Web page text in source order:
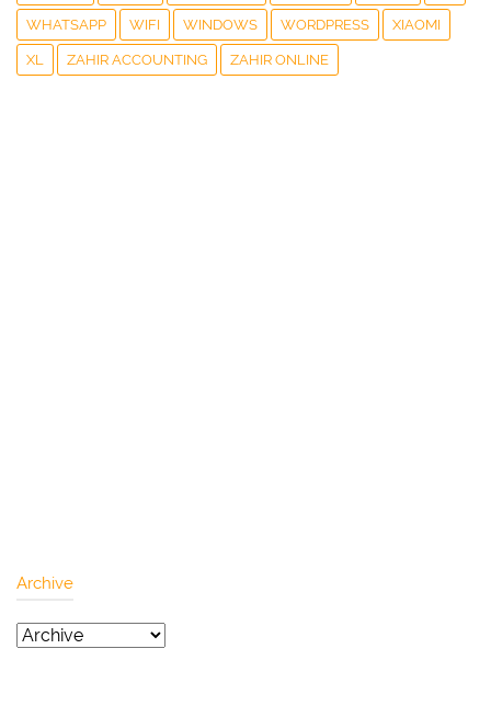
WHATSAPP WIFI WINDOWS WORDPRESS XIAOMI
XL ZAHIR ACCOUNTING ZAHIR ONLINE
Archive